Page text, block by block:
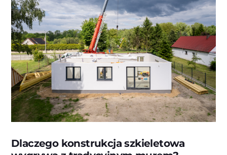
Dlaczego konstrukcja szkieletowa